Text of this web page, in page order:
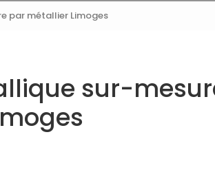
par métallier Limoges
sur-